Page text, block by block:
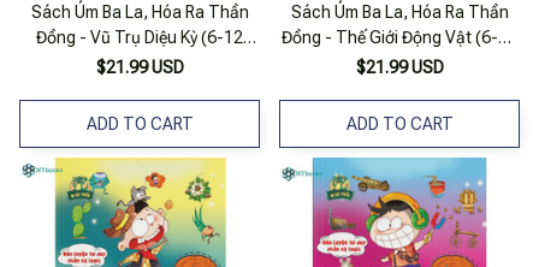
Sách Úm Ba La, Hóa Ra Thần
Đồng - Vũ Trụ Diệu Kỳ (6-12
Tuổi)
$21.99 USD
ADD TO CART
Sách Úm Ba La, Hóa Ra Thần
Đồng - Thế Giới Động Vật (6-12
Tuổi)
$21.99 USD
ADD TO CART